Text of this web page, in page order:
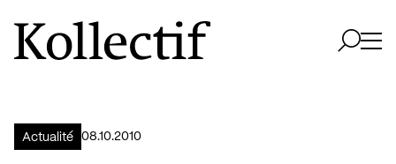
Aller à la page d'accueil
Logo Kollectif
Actualité 08.10.2010